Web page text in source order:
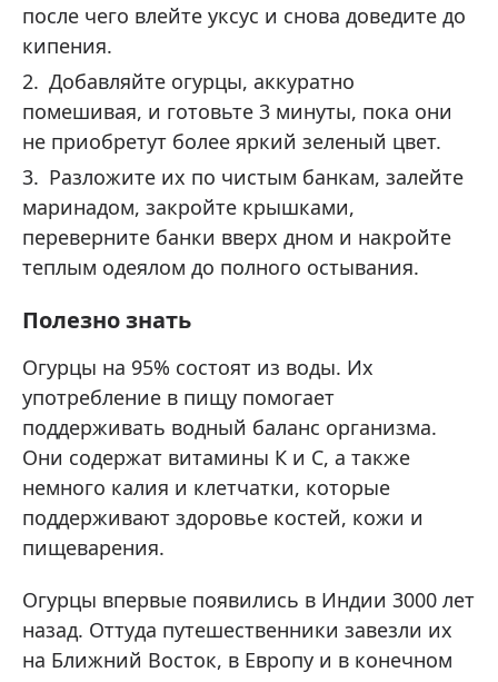
после чего влейте уксус и снова доведите до
кипения.
Добавляйте огурцы, аккуратно
помешивая, и готовьте 3 минуты, пока они
не приобретут более яркий зеленый цвет.
Разложите их по чистым банкам, залейте
маринадом, закройте крышками,
переверните банки вверх дном и накройте
теплым одеялом до полного остывания.
Полезно знать
Огурцы на 95% состоят из воды. Их
употребление в пищу помогает
поддерживать водный баланс организма.
Они содержат витамины К и С, а также
немного калия и клетчатки, которые
поддерживают здоровье костей, кожи и
пищеварения.
Огурцы впервые появились в Индии 3000 лет
назад. Оттуда путешественники завезли их
на Ближний Восток, в Европу и в конечном